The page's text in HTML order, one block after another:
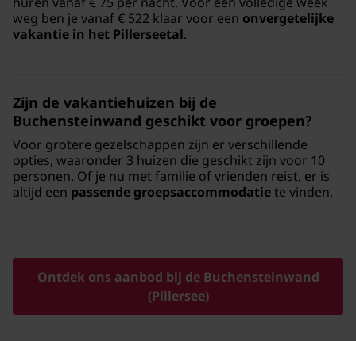
weg ben je vanaf € 522 klaar voor een onvergetelijke
vakantie in het Pillerseetal.
Zijn de vakantiehuizen bij de
Buchensteinwand geschikt voor groepen?
Voor grotere gezelschappen zijn er verschillende
opties, waaronder 3 huizen die geschikt zijn voor 10
personen. Of je nu met familie of vrienden reist, er is
altijd een passende groepsaccommodatiete vinden.
Ontdek ons aanbod bij de Buchensteinwand
(Pillersee)